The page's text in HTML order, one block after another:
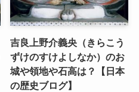
吉良上野介義央（きらこう
ずけのすけよしなか）のお
城や領地や石高は？【日本
の歴史ブログ】